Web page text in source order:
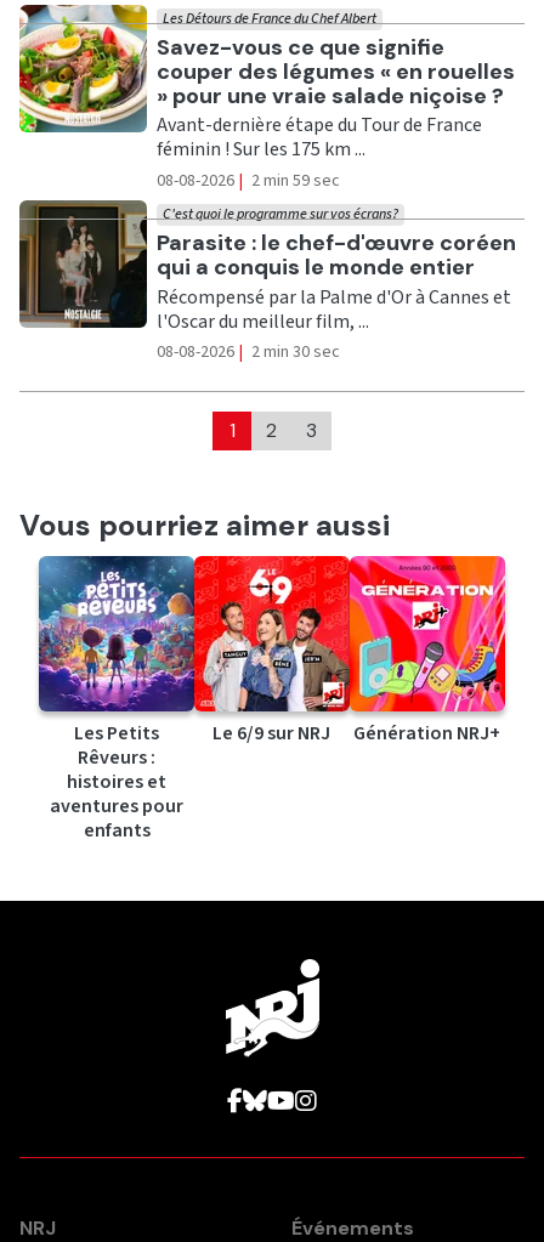
Ecouter
Savez-vous ce que signifie
couper des légumes « en rouelles
» pour une vraie salade niçoise ?
Les Détours de France du Chef Albert
Avant-dernière étape du Tour de France
féminin ! Sur les 175 km ...
08-08-2026 | 2 min 59 sec
Ecouter
Parasite : le chef-d'œuvre coréen
qui a conquis le monde entier
C'est quoi le programme sur vos écrans?
Récompensé par la Palme d'Or à Cannes et
l'Oscar du meilleur film, ...
08-08-2026 | 2 min 30 sec
1 2 3
Vous pourriez aimer aussi
Les Petits
Rêveurs :
histoires et
aventures pour
enfants
Le 6/9 sur NRJ Génération NRJ+
NRJ Événements